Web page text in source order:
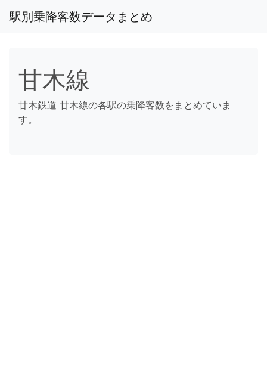
駅別乗降客数データまとめ
甘木線
甘木鉄道 甘木線の各駅の乗降客数をまとめていま
す。